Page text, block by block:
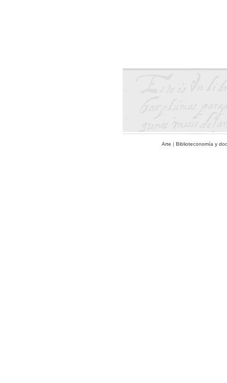
Arte | Biblioteconomía y